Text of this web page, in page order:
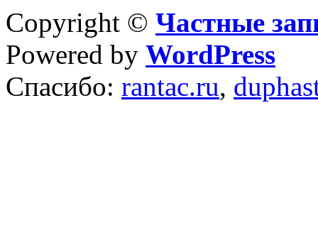
Copyright © Частные
Powered by WordPress
Спасибо: rantac.ru,